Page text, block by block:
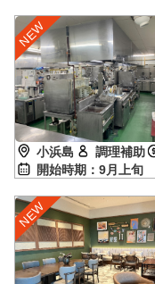
小浜島 調理補助
開始時期：9月上旬